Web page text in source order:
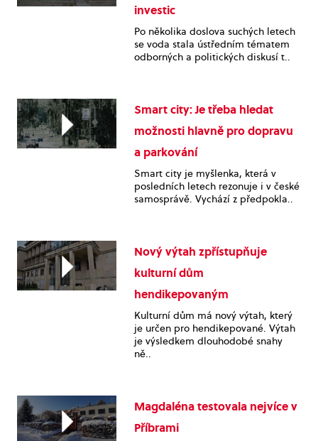
investic
Po několika doslova suchých letech
se voda stala ústředním tématem
odborných a politických diskusí t..
Smart city: Je třeba hledat
možnosti hlavně pro dopravu
a parkování
Smart city je myšlenka, která v
posledních letech rezonuje i v české
samosprávě. Vychází z předpokla..
Nový výtah zpřístupňuje
kulturní dům
hendikepovaným
Kulturní dům má nový výtah, který
je určen pro hendikepované. Výtah
je výsledkem dlouhodobé snahy
ně..
Magdaléna testovala nejvíce v
Příbrami